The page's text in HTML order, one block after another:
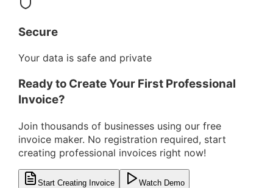
Secure
Your data is safe and private
Ready to Create Your First Professional
Invoice?
Join thousands of businesses using our free
invoice maker. No registration required, start
creating professional invoices right now!
Start Creating Invoice Watch Demo